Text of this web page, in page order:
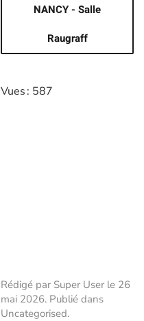
NANCY - Salle
Raugraff
Vues : 587
Rédigé par Super User le 26
mai 2026. Publié dans
Uncategorised.